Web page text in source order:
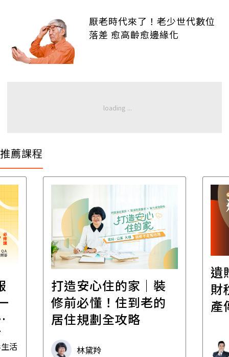
厭老時代來了！老少世代數位
落差 愈高齡愈邊緣化
推薦課程
活
打造安心住的家｜裝
修前必懂！住到老的
居住規劃全攻略
林黛羚
遺
財
產